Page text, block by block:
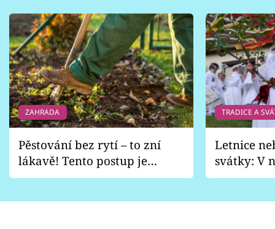
ZAHRADA
Pěstování bez rytí – to zní
lákavě! Tento postup je
vhodný jen pro některé
TRADICE A
Letnice
svátky: V
pondělí